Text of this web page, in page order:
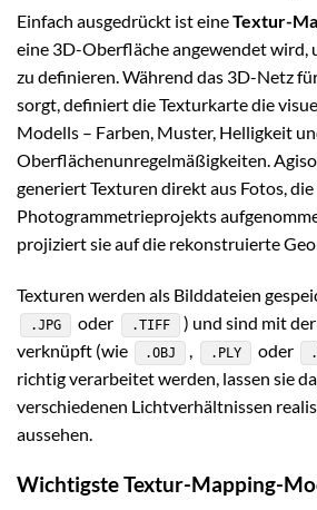
Einfach ausgedrückt ist eineTextur-
eine 3D-Oberfläche angewendet wird,
zu definieren. Während das 3D-Netz
sorgt, definiert die Texturkarte die
Modells – Farben, Muster, Helligkeit
Oberflächenunregelmäßigkeiten.
generiert Texturen direkt aus Fotos,
Photogrammetrieprojekts
projiziert sie auf die rekonstruierte
Texturen werden als Bilddateien
.JPG oder .TIFF
) und sind mit
verknüpft (wie
.OBJ , .PLY oder
richtig verarbeitet werden, lassen sie
verschiedenen Lichtverhältnissen
aussehen.
Wichtigste Textur-Mapping-